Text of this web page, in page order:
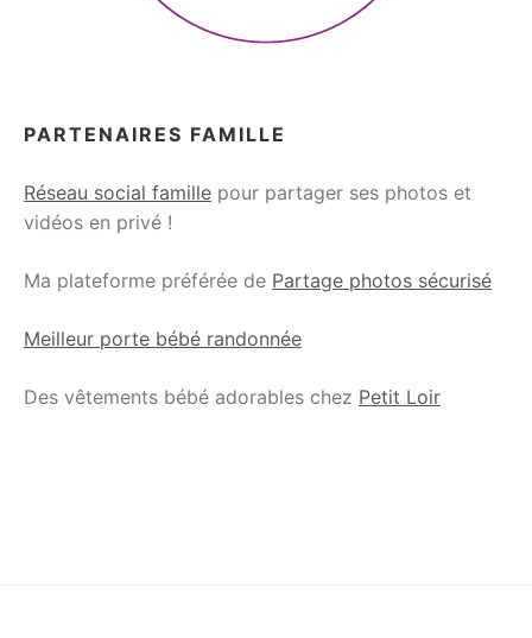
PARTENAIRES FAMILLE
Réseau social famille pour partager ses photos et
vidéos en privé !
Ma plateforme préférée de Partage photos sécurisé
Meilleur porte bébé randonnée
Des vêtements bébé adorables chez Petit Loir